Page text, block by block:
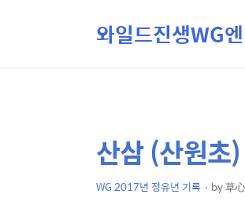
와일드진생WG
상
세
컨
본
문
제
산삼 (산원초
WG 2017년 정유년 기록 by草心